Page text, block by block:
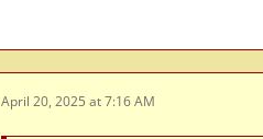
April 20, 2025 at 7:16 AM